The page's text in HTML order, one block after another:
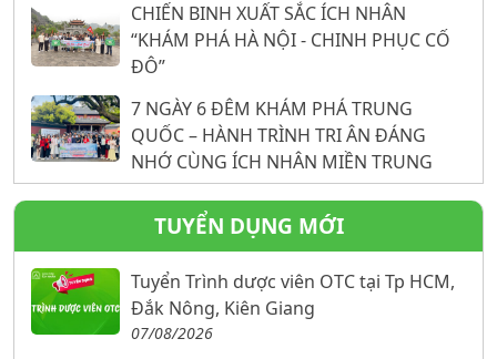
CHIẾN BINH XUẤT SẮC ÍCH NHÂN
“KHÁM PHÁ HÀ NỘI - CHINH PHỤC CỐ
ĐÔ”
7 NGÀY 6 ĐÊM KHÁM PHÁ TRUNG
QUỐC – HÀNH TRÌNH TRI ÂN ĐÁNG
NHỚ CÙNG ÍCH NHÂN MIỀN TRUNG
TUYỂN DỤNG MỚI
Tuyển Trình dược viên OTC tại Tp HCM,
Đắk Nông, Kiên Giang
07/08/2026